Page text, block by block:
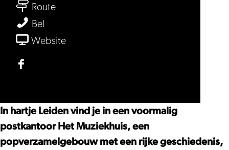
Routenaar
locatie
Bel
locatie
Websitevan
Facebook
locatie
Muziekhuis/Qbus
In hartje Leiden vind je in een voormalig
postkantoor Het Muziekhuis, een
popverzamelgebouw met een rijke geschiedenis,